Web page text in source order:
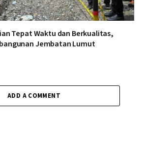
Tepat Waktu dan Berkualitas,
Jembatan Lumut
ADD A COMMENT